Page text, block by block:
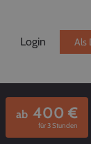
Login Als
ab 400 €
für 3 Stunden